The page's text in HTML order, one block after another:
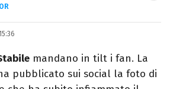
smania di viaggi e
i cartoni (della pizza e della
mandano in tilt i fan. La
pubblicato sui social la foto di